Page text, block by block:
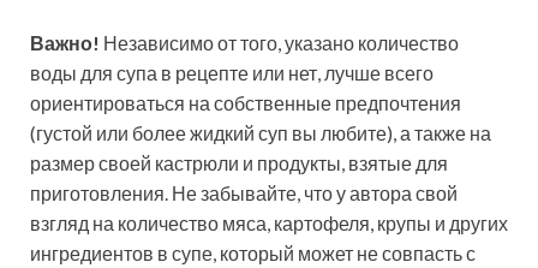
Важно! Независимо от того, указано количество
воды для супа в рецепте или нет, лучше всего
ориентироваться на собственные предпочтения
(густой или более жидкий суп вы любите), а также на
размер своей кастрюли и продукты, взятые для
приготовления. Не забывайте, что у автора свой
взгляд на количество мяса, картофеля, крупы и других
ингредиентов в супе, который может не совпасть с